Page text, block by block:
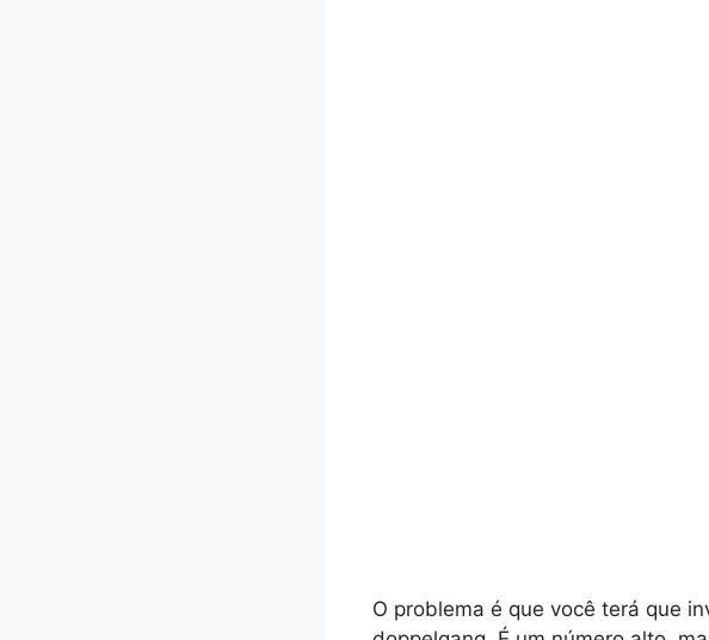
O problema é que você terá que